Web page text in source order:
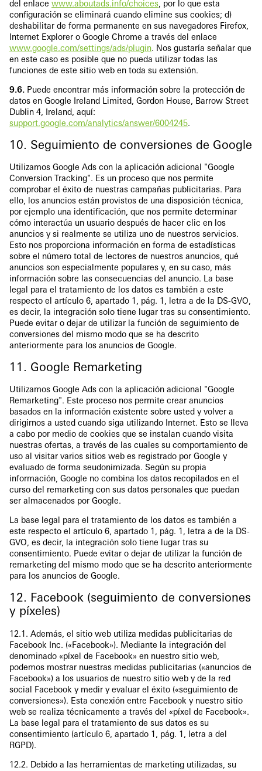
del enlace www.aboutads.info/choices, por lo que esta
configuración se eliminará cuando elimine sus cookies; d)
deshabilitar de forma permanente en sus navegadores Firefox,
Internet Explorer o Google Chrome a través del enlace
www.google.com/settings/ads/plugin. Nos gustaría señalar que
en este caso es posible que no pueda utilizar todas las
funciones de este sitio web en toda su extensión.
9.6. Puede encontrar más información sobre la protección de
datos en Google Ireland Limited, Gordon House, Barrow Street
Dublin 4, Ireland, aquí:
support.google.com/analytics/answer/6004245.
10. Seguimiento de conversiones de Google
Utilizamos Google Ads con la aplicación adicional "Google
Conversion Tracking". Es un proceso que nos permite
comprobar el éxito de nuestras campañas publicitarias. Para
ello, los anuncios están provistos de una disposición técnica,
por ejemplo una identificación, que nos permite determinar
cómo interactúa un usuario después de hacer clic en los
anuncios y si realmente se utiliza uno de nuestros servicios.
Esto nos proporciona información en forma de estadísticas
sobre el número total de lectores de nuestros anuncios, qué
anuncios son especialmente populares y, en su caso, más
información sobre las consecuencias del anuncio. La base
legal para el tratamiento de los datos es también a este
respecto el artículo 6, apartado 1, pág. 1, letra a de la DS-GVO,
es decir, la integración solo tiene lugar tras su consentimiento.
Puede evitar o dejar de utilizar la función de seguimiento de
conversiones del mismo modo que se ha descrito
anteriormente para los anuncios de Google.
11. Google Remarketing
Utilizamos Google Ads con la aplicación adicional "Google
Remarketing". Este proceso nos permite crear anuncios
basados en la información existente sobre usted y volver a
dirigirnos a usted cuando siga utilizando Internet. Esto se lleva
a cabo por medio de cookies que se instalan cuando visita
nuestras ofertas, a través de las cuales su comportamiento de
uso al visitar varios sitios web es registrado por Google y
evaluado de forma seudonimizada. Según su propia
información, Google no combina los datos recopilados en el
curso del remarketing con sus datos personales que puedan
ser almacenados por Google.
La base legal para el tratamiento de los datos es también a
este respecto el artículo 6, apartado 1, pág. 1, letra a de la DS-
GVO, es decir, la integración solo tiene lugar tras su
consentimiento. Puede evitar o dejar de utilizar la función de
remarketing del mismo modo que se ha descrito anteriormente
para los anuncios de Google.
12. Facebook (seguimiento de conversiones
y píxeles)
12.1. Además, el sitio web utiliza medidas publicitarias de
Facebook Inc. («Facebook»). Mediante la integración del
denominado «píxel de Facebook» en nuestro sitio web,
podemos mostrar nuestras medidas publicitarias («anuncios de
Facebook») a los usuarios de nuestro sitio web y de la red
social Facebook y medir y evaluar el éxito («seguimiento de
conversiones»). Esta conexión entre Facebook y nuestro sitio
web se realiza técnicamente a través del «píxel de Facebook».
La base legal para el tratamiento de sus datos es su
consentimiento (artículo 6, apartado 1, pág. 1, letra a del
RGPD).
12.2. Debido a las herramientas de marketing utilizadas, su